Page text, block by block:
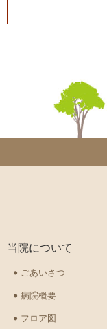
当院について
ごあいさつ
病院概要
フロア図